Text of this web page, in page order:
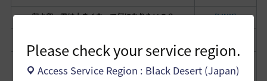
Please check your service region.
Access Service Region : Black Desert (Japan)
卵よ卵、君は大きくなって何になりたいの？ [LINK]
さらに強くなって帰ってきた！ ギルドボス掃討大作
戦！
[LINK]